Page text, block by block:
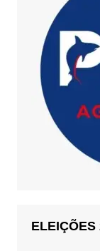
ELEIÇÕES